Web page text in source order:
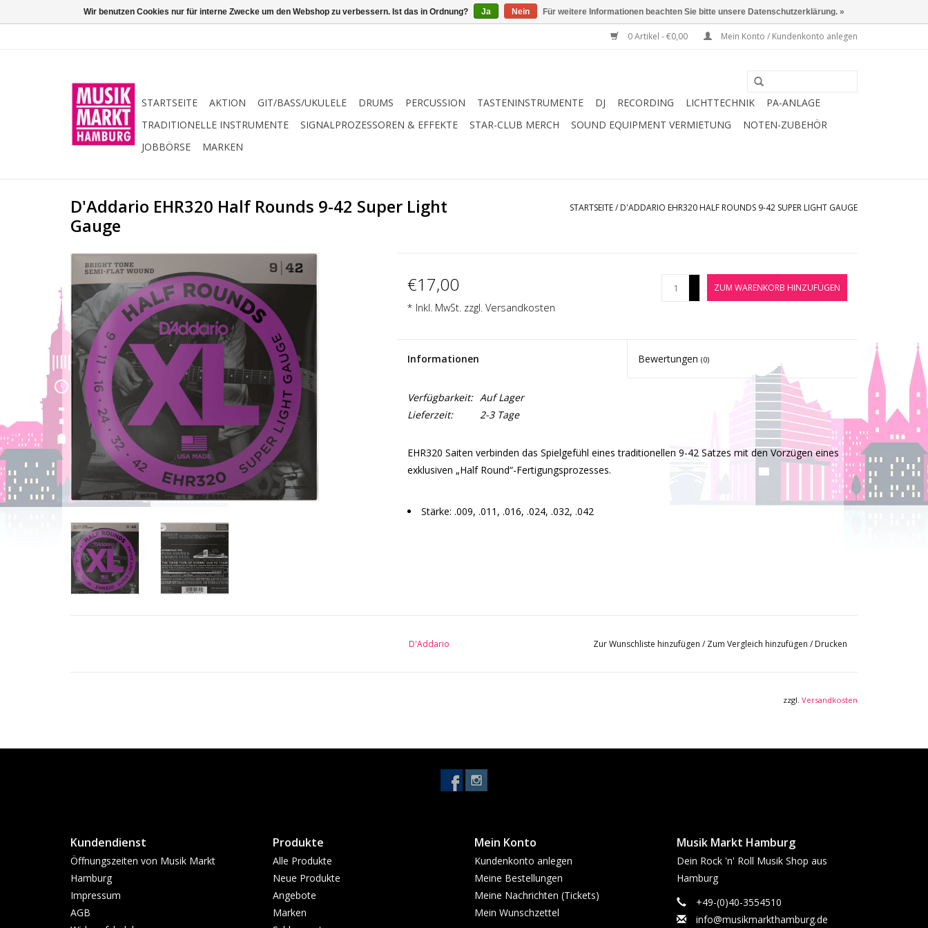
0 Artikel - €0,00 Mein Konto / Kundenkonto anlegen
STARTSEITE AKTION GIT/BASS/UKULELE DRUMS PERCUSSION TASTENINSTRUMENTE DJ RECORDING LICHTTECHNIK
PA-ANLAGE
TRADITIONELLE INSTRUMENTE
SIGNALPROZESSOREN & EFFEKTE STAR-CLUB MERCH SOUND EQUIPMENT VERMIETUNG
NOTEN-ZUBEHÖR
JOBBÖRSE
MARKEN
D'Addario EHR320 Half Rounds 9-42 Super Light
Gauge
STARTSEITE/ D'ADDARIO EHR320 HALF ROUNDS 9-42 SUPER LIGHT GAUGE
€17,00
* Inkl. MwSt. zzgl. Versandkosten
ZUM WARENKORB HINZUFÜGEN
Informationen Bewertungen(0)
Verfügbarkeit: Auf Lager
Lieferzeit:
2-3 Tage
EHR320 Saiten verbinden das Spielgefühl eines traditionellen 9-42 Satzes mit den Vorzügen eines
exklusiven „Half Round“-Fertigungsprozesses.
Stärke: .009, .011, .016, .024, .032, .042
D'Addario Zur Wunschliste hinzufügen / Zum Vergleich hinzufügen / Drucken
zzgl. Versandkosten
Kundendienst
Öffnungszeiten von Musik Markt
Hamburg
Impressum
AGB
Produkte
Alle Produkte
Neue Produkte
Angebote
Marken
Mein Konto
Kundenkonto anlegen
Meine Bestellungen
Meine Nachrichten (Tickets)
Mein Wunschzettel
Musik Markt Hamburg
Dein Rock 'n' Roll Musik Shop aus
Hamburg
+49-(0)40-3554510
info@musikmarkthamburg.de
Wir benutzen Cookies nur für interne Zwecke um den Webshop zu verbessern. Ist das in Ordnung? Ja Nein Für weitere Informationen beachten Sie bitte unsere Datenschutzerklärung. »